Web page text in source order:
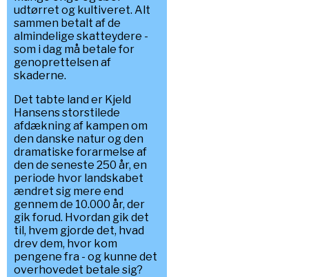
udtørret og kultiveret. Alt
sammen betalt af de
almindelige skatteydere -
som i dag må betale for
genoprettelsen af
skaderne.
Det tabte land er Kjeld
Hansens storstilede
afdækning af kampen om
den danske natur og den
dramatiske forarmelse af
den de seneste 250 år, en
periode hvor landskabet
ændret sig mere end
gennem de 10.000 år, der
gik forud. Hvordan gik det
til, hvem gjorde det, hvad
drev dem, hvor kom
pengene fra - og kunne det
overhovedet betale sig?